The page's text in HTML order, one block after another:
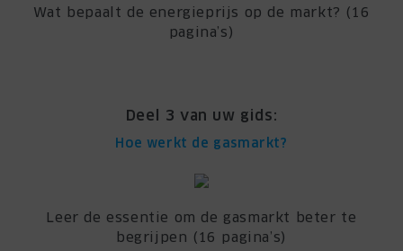
Wat bepaalt de energieprijs op de markt? (16
pagina’s)
Deel 3 van uw gids:
Hoe werkt de gasmarkt?
Leer de essentie om de gasmarkt beter te
begrijpen (16 pagina’s)